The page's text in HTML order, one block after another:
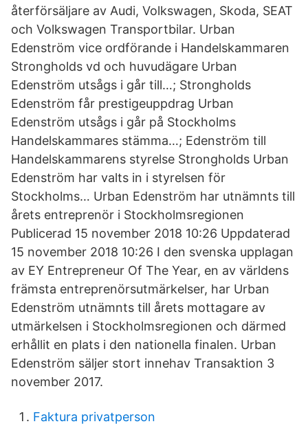
återförsäljare av Audi, Volkswagen, Skoda, SEAT
och Volkswagen Transportbilar. Urban
Edenström vice ordförande i Handelskammaren
Strongholds vd och huvudägare Urban
Edenström utsågs i går till…; Strongholds
Edenström får prestigeuppdrag Urban
Edenström utsågs i går på Stockholms
Handelskammares stämma…; Edenström till
Handelskammarens styrelse Strongholds Urban
Edenström har valts in i styrelsen för
Stockholms… Urban Edenström har utnämnts till
årets entreprenör i Stockholmsregionen
Publicerad 15 november 2018 10:26 Uppdaterad
15 november 2018 10:26 I den svenska upplagan
av EY Entrepreneur Of The Year, en av världens
främsta entreprenörsutmärkelser, har Urban
Edenström utnämnts till årets mottagare av
utmärkelsen i Stockholmsregionen och därmed
erhållit en plats i den nationella finalen. Urban
Edenström säljer stort innehav Transaktion 3
november 2017.
Faktura privatperson